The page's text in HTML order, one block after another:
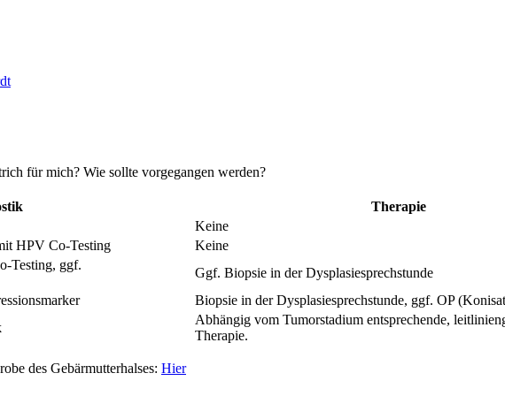
für mich? Wie sollte vorgegangen werden?
Therapie
Keine
HPV Co-Testing
Keine
Testing, ggf.
Ggf. Biopsie in der Dysplasiesprechstunde
Biopsie in der Dysplasiesprechstunde, ggf. OP
Abhängig vom Tumorstadium entsprechende,
Therapie.
des Gebärmutterhalses: Hier